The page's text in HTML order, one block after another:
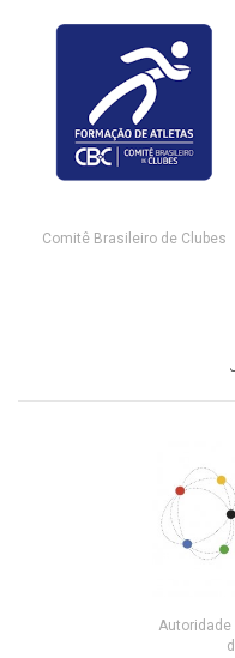
Comitê Brasileiro de Clubes